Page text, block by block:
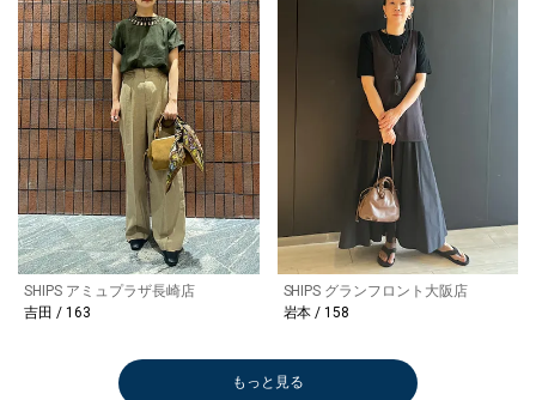
SHIPS アミュプラザ長崎店
吉田 / 163
SHIPS グランフロント大阪店
本 / 158
もっと見る